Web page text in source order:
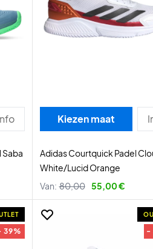
Saba
Kiezen maat
Adidas Courtquick Padel
White/Lucid Orange
Van: 80,00 55,00 €
39% -